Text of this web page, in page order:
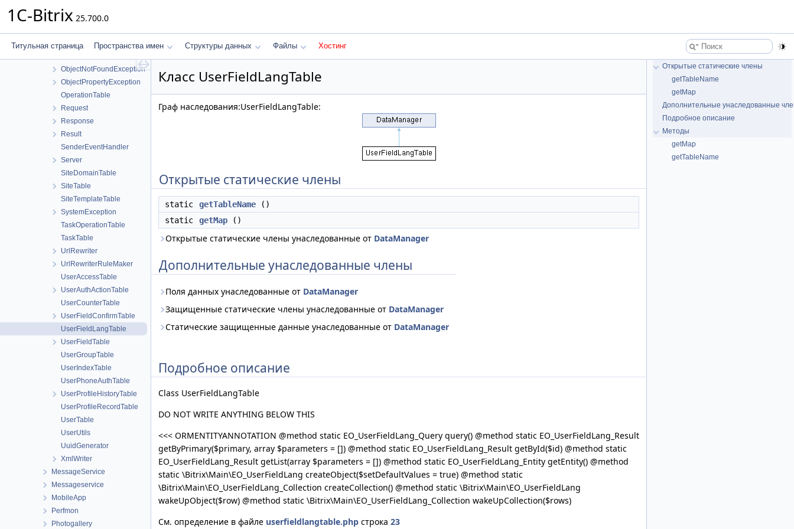
1C-Bitrix 25.700.0
Титульная страница Пространства имен Структуры данных Файлы Хостинг
ModuleTable
NotSupportedException
ObjectNotFoundException
ObjectPropertyException
OperationTable
Request
Response
Result
SenderEventHandler
Server
SiteDomainTable
SiteTable
SiteTemplateTable
SystemException
TaskOperationTable
TaskTable
UrlRewriter
UrlRewriterRuleMaker
UserAccessTable
UserAuthActionTable
UserCounterTable
UserFieldConfirmTable
UserFieldLangTable
UserFieldTable
UserGroupTable
UserIndexTable
UserPhoneAuthTable
UserProfileHistoryTable
UserProfileRecordTable
UserTable
UserUtils
UuidGenerator
XmlWriter
MessageService
Messageservice
MobileApp
Perfmon
Photogallery
Класс UserFieldLangTable
Граф наследования:UserFieldLangTable:
Открытые статические члены
static getTableName ()
static
getMap ()
Открытые статические члены унаследованные от DataManager
Дополнительные унаследованные члены
Поля данных унаследованные от DataManager
Защищенные статические члены унаследованные от DataManager
Статические защищенные данные унаследованные от DataManager
Подробное описание
Class UserFieldLangTable
DO NOT WRITE ANYTHING BELOW THIS
<<< ORMENTITYANNOTATION @method static EO_UserFieldLang_Query query() @method static EO_UserFieldLang_Result
getByPrimary($primary, array $parameters = []) @method static EO_UserFieldLang_Result getById($id) @method static
EO_UserFieldLang_Result getList(array $parameters = []) @method static EO_UserFieldLang_Entity getEntity() @method
static \Bitrix\Main\EO_UserFieldLang createObject($setDefaultValues = true) @method static
\Bitrix\Main\EO_UserFieldLang_Collection createCollection() @method static \Bitrix\Main\EO_UserFieldLang
wakeUpObject($row) @method static \Bitrix\Main\EO_UserFieldLang_Collection wakeUpCollection($rows)
См. определение в файле userfieldlangtable.php строка 23
Открытые статические члены
getTableName
getMap
Дополнительные унаследованные
Подробное описание
Методы
getMap
getTableName